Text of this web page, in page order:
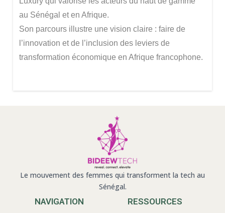
au Sénégal et en Afrique.
Son parcours illustre une vision claire : faire de
l’innovation et de l’inclusion des leviers de
transformation économique en Afrique francophone.
Le mouvement des femmes qui transforment la tech au
Sénégal.
NAVIGATION RESSOURCES